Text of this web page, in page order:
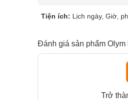
Tiện ích: Lịch ngày, Giờ,
Đánh giá sản phẩm
Trở